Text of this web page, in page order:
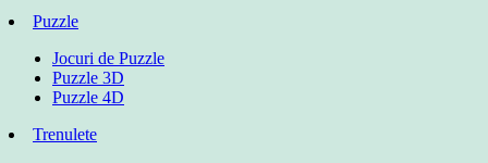
Puzzle
Jocuri de Puzzle
Puzzle 3D
Puzzle 4D
Trenulete